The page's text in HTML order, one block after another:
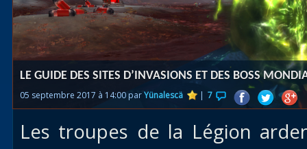
Races
alliées
des îles
LE GUIDE DES SITES D’INVASIONS ET DES BOSS
05 septembre 2017 à 14:00 parYünalescä | 7
Les troupes de la Légion